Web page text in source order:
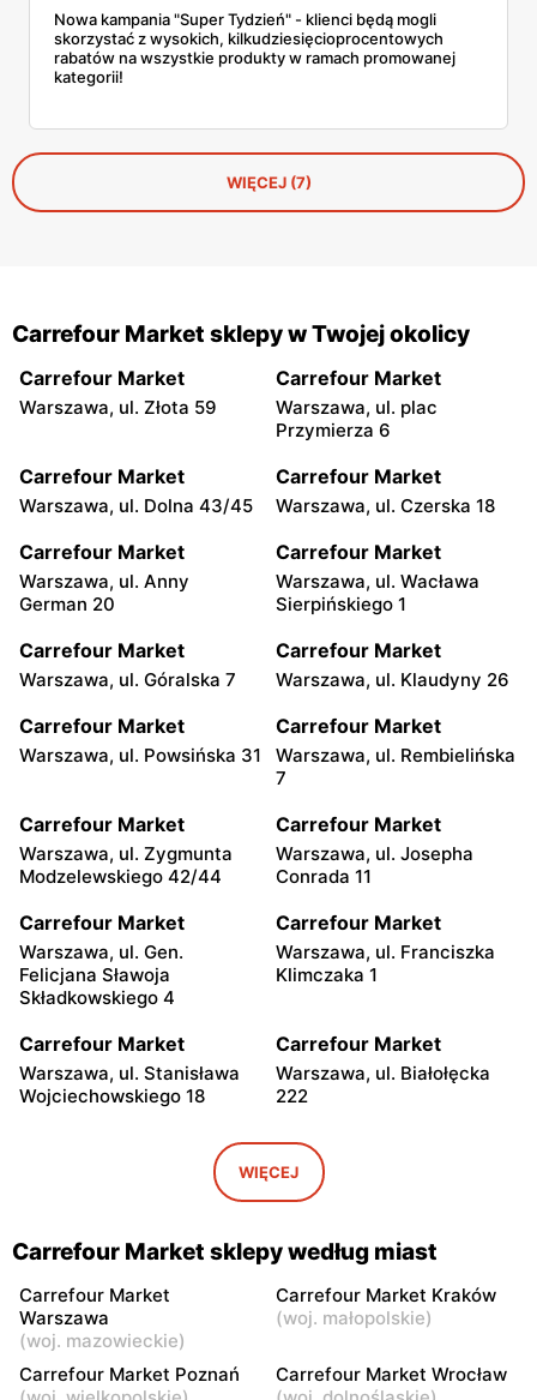
Nowa kampania "Super Tydzień" - klienci będą mogli
skorzystać z wysokich, kilkudziesięcioprocentowych
rabatów na wszystkie produkty w ramach promowanej
kategorii!
WIĘCEJ (7)
Carrefour Market sklepy w Twojej okolicy
Carrefour Market
Warszawa, ul. Złota 59
Carrefour Market
Warszawa, ul. plac
Przymierza 6
Carrefour Market
Warszawa, ul. Dolna 43/45
Carrefour Market
Warszawa, ul. Czerska 18
Carrefour Market
Warszawa, ul. Anny
German 20
Carrefour Market
Warszawa, ul. Wacława
Sierpińskiego 1
Carrefour Market
Warszawa, ul. Góralska 7
Carrefour Market
Warszawa, ul. Klaudyny 26
Carrefour Market
Warszawa, ul. Powsińska 31
Carrefour Market
Warszawa, ul. Rembielińska
7
Carrefour Market
Warszawa, ul. Zygmunta
Modzelewskiego 42/44
Carrefour Market
Warszawa, ul. Josepha
Conrada 11
Carrefour Market
Warszawa, ul. Gen.
Felicjana Sławoja
Składkowskiego 4
Carrefour Market
Warszawa, ul. Franciszka
Klimczaka 1
Carrefour Market
Warszawa, ul. Stanisława
Wojciechowskiego 18
Carrefour Market
Warszawa, ul. Białołęcka
222
Carrefour Market
Warszawa, ul. Kazimierza
Szpotańskiego 4
Carrefour Market
Sienkiewicza 77
Carrefour Market
Warszawa, ul. Światowida
18
Carrefour Market
Konstancin-Jeziorna, ul.
Warszawska 171
Warszawa, ul. Bysławska
84
WIĘCEJ
Carrefour Market sklepy według miast
Carrefour Market
Warszawa
(woj. mazowieckie)
Carrefour Market Kraków
(woj. małopolskie)
Carrefour Market Poznań
Carrefour Market Wrocław